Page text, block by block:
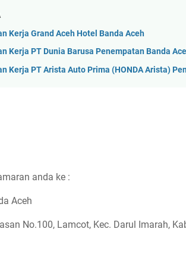
Kerja Grand Aceh Hotel Banda Aceh
Kerja PT Dunia Barusa Penempatan Banda
Kerja PT Arista Auto Prima (HONDA Arista)
anda ke :
Aceh
No.100, Lamcot, Kec. Darul Imarah,